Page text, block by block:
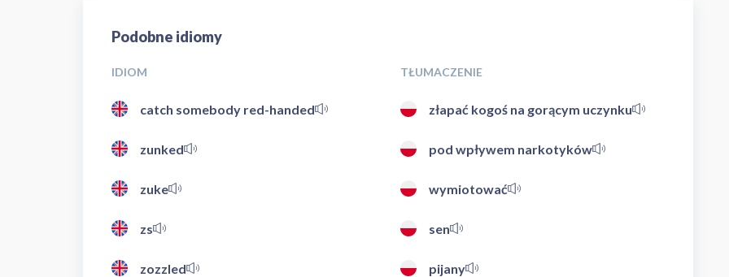
Podobne idiomy
IDIOM TŁUMACZENIE
catch somebody red-handed złapać kogoś na gorącym uczynku
zunked pod wpływem narkotyków
zuke wymiotować
zs sen
zozzled pijany